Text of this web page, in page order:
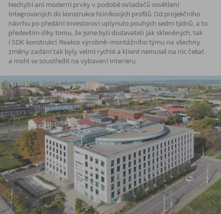
Nechybí ani moderní prvky v podobě ovladačů osvětlení
integrovaných do konstrukce hliníkových profilů. Od projekčního
návrhu po předání investorovi uplynulo pouhých sedm týdnů, a to
především díky tomu, že jsme byli dodavateli jak skleněných, tak
i SDK konstrukcí. Reakce výrobně-montážního týmu na všechny
změny zadání tak byly velmi rychlé a klient nemusel na nic čekat
a mohl se soustředit na vybavení interiéru.